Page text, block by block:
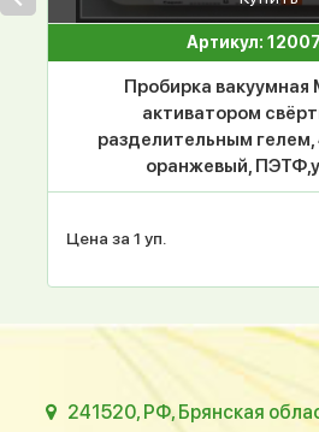
Артикул:
Пробирка
активатором
разделительным
оранжевый,
Цена за 1 уп.
241520, РФ, Брянская